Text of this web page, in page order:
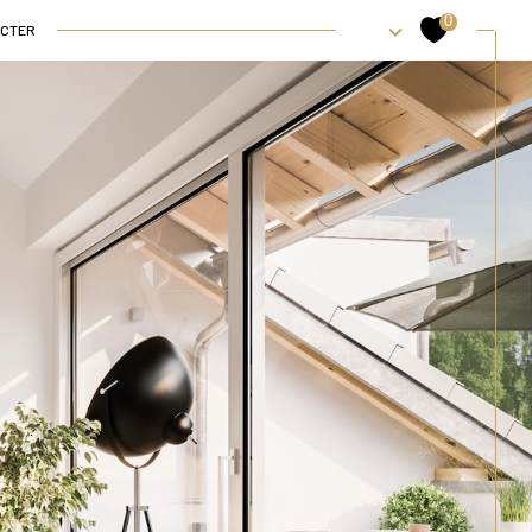
bureaux Nos biens vendus
et bureaux
0
Filtrer
Réinitialiser les filtres